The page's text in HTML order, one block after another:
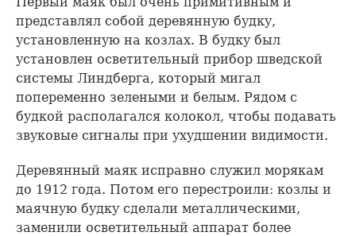
представлял собой деревянную будку,
установленную на козлах. В будку был
установлен осветительный прибор шведской
системы Линдберга, который мигал
попеременно зелеными и белым. Рядом с
будкой располагался колокол, чтобы подавать
звуковые сигналы при ухудшении видимости.
Деревянный маяк исправно служил морякам
до 1912 года. Потом его перестроили: козлы и
маячную будку сделали металлическими,
заменили осветительный аппарат более